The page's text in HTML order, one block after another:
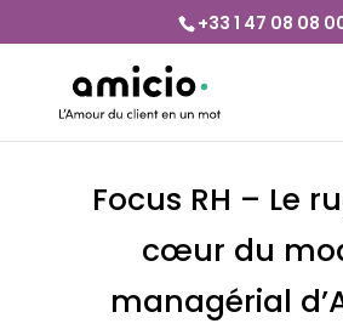
+33 1 47 08 08
Focus RH – Le
cœur du
managérial